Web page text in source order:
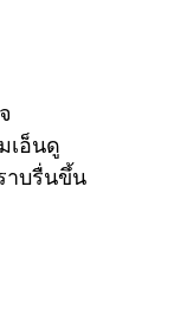
เอ็นดู
าบรื่นขึ้น